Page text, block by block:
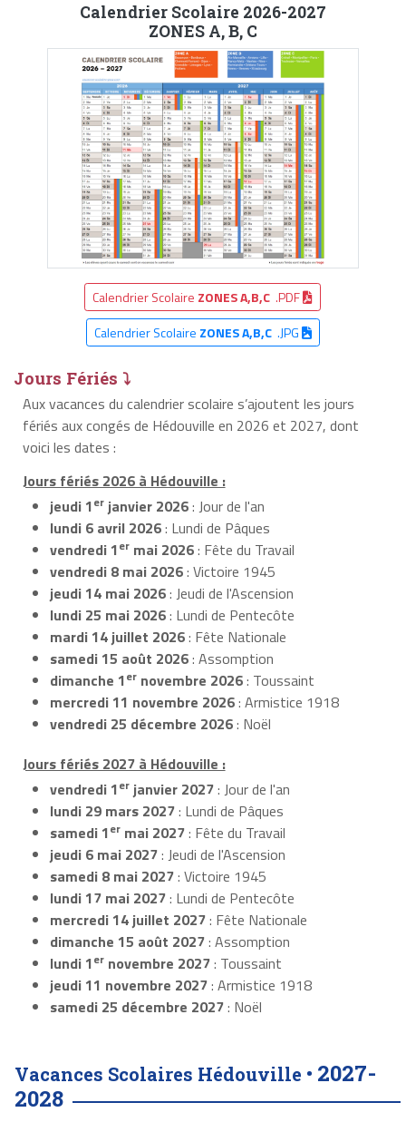
Calendrier Scolaire 2026-2027
ZONES A, B, C
Calendrier Scolaire ZONES A,B,C .PDF
Calendrier Scolaire ZONES A,B,C.JPG
Jours Fériés ⤵
Aux vacances du calendrier scolaire s’ajoutent les jours
fériés aux congés de Hédouville en 2026 et 2027, dont
voici les dates :
Jours fériés 2026 à Hédouville :
jeudi 1er janvier 2026: Jour de l'an
lundi 6 avril 2026: Lundi de Pâques
vendredi 1er mai 2026: Fête du Travail
vendredi 8 mai 2026: Victoire 1945
jeudi 14 mai 2026: Jeudi de l'Ascension
lundi 25 mai 2026: Lundi de Pentecôte
mardi 14 juillet 2026: Fête Nationale
samedi 15 août 2026: Assomption
dimanche 1er novembre 2026: Toussaint
mercredi 11 novembre 2026: Armistice 1918
vendredi 25 décembre 2026: Noël
Jours fériés 2027 à Hédouville :
vendredi 1er janvier 2027: Jour de l'an
lundi 29 mars 2027: Lundi de Pâques
samedi 1er mai 2027: Fête du Travail
jeudi 6 mai 2027: Jeudi de l'Ascension
samedi 8 mai 2027: Victoire 1945
lundi 17 mai 2027: Lundi de Pentecôte
mercredi 14 juillet 2027: Fête Nationale
dimanche 15 août 2027: Assomption
lundi 1er novembre 2027: Toussaint
jeudi 11 novembre 2027: Armistice 1918
samedi 25 décembre 2027: Noël
Vacances Scolaires Hédouville • 2027-
2028